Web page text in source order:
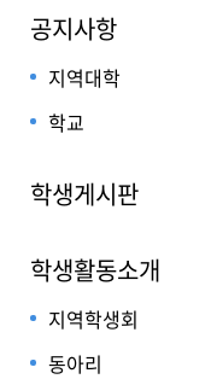
공지사항
지역대학
학교
학생게시판
학생활동소개
지역학생회
동아리